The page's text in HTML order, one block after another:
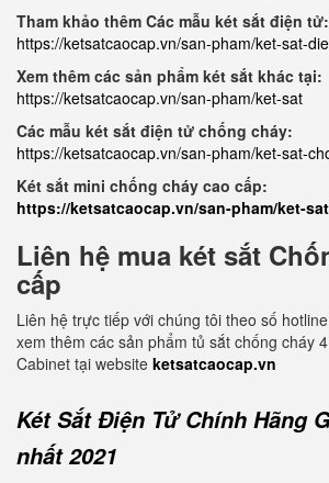
Tham khảo thêm Các mẫu két sắt điện tử:
https://ketsatcaocap.vn/san-pham/ket-sat-
Xem thêm các sản phẩm két sắt khác tại:
https://ketsatcaocap.vn/san-pham/ket-sat
Các mẫu két sắt điện tử chống cháy:
https://ketsatcaocap.vn/san-pham/ket-sat-
Két sắt mini chống cháy cao cấp:
https://ketsatcaocap.vn/san-pham/ket-
Liên hệ mua két sắt
cấp
Liên hệ trực tiếp với chúng tôi theo số
xem thêm các sản phẩm tủ sắt chống cháy
Cabinet tại website ketsatcaocap.vn
Két Sắt Điện Tử Chính Hãng
nhất 2021